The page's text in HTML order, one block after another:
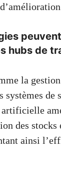
hubs de
la
systèmes de
des stocks
ainsi